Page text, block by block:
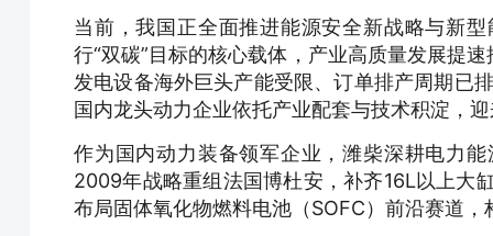
当前，我国正全面推进能源安全新战略与新
行“双碳”目标的核心载体，产业高质量发展提
发电设备海外巨头产能受限、订单排产周期已
国内龙头动力企业依托产业配套与技术积淀，
作为国内动力装备领军企业，潍柴深耕电力
2009年战略重组法国博杜安，补齐16L以上大
布局固体氧化物燃料电池（SOFC）前沿赛道